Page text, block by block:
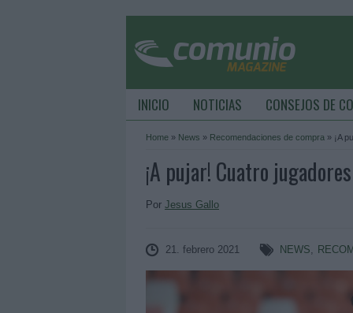
INICIO NOTICIAS CONSEJOS DE
Home » News » Recomendaciones de compra » ¡A
¡A pujar! Cuatro
Por Jesus Gallo
21. febrero 2021 NEWS,